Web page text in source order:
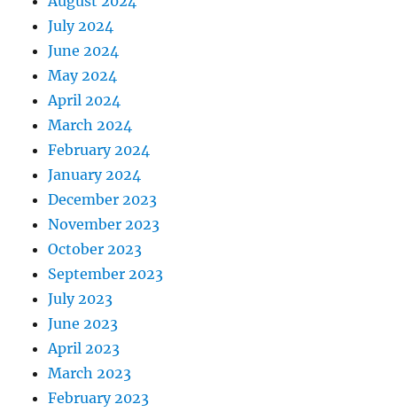
July 2024
June 2024
May 2024
April 2024
March 2024
February 2024
January 2024
December 2023
November 2023
October 2023
September 2023
July 2023
June 2023
April 2023
March 2023
February 2023